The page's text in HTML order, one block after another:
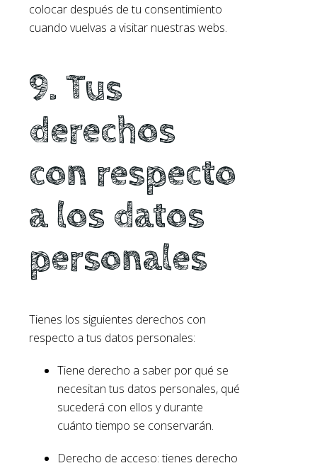
colocar después de tu consentimiento
cuando vuelvas a visitar nuestras webs.
9. Tus
derechos
con respecto
a los datos
personales
Tienes los siguientes derechos con
respecto a tus datos personales:
Tiene derecho a saber por qué se
necesitan tus datos personales, qué
sucederá con ellos y durante
cuánto tiempo se conservarán.
Derecho de acceso: tienes derecho